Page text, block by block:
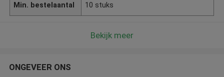
Min. bestelaantal 10 stuks
Bekijk meer
ONGEVEER ONS